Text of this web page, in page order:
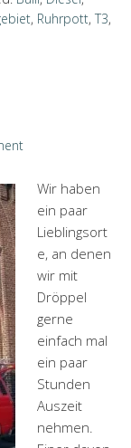
, Ruhrpott, T3,
Wir haben
ein paar
Lieblingsort
e, an denen
wir mit
Dröppel
gerne
einfach mal
ein paar
Stunden
Auszeit
nehmen.